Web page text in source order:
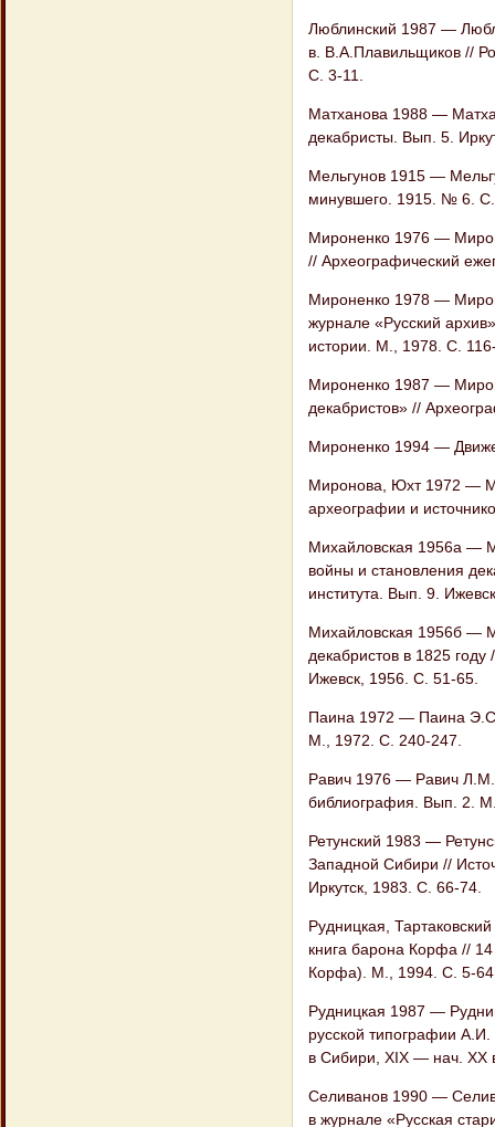
Люблинский 1987 —
в. В.А.Плавильщиков //
С. 3-11.
Матханова 1988 —
декабристы. Вып. 5.
Мельгунов 1915 —
минувшего. 1915. № 6.
Мироненко 1976 —
// Археографический
Мироненко 1978 —
журнале «Русский
истории. М., 1978. С.
Мироненко 1987 —
декабристов» //
Мироненко 1994 —
Миронова, Юхт 1972 —
археографии и
Михайловская 1956а —
войны и становления
института. Вып. 9.
Михайловская 1956б —
декабристов в 1825 году
Ижевск, 1956. С. 51-65.
Паина 1972 — Паина
М., 1972. С. 240-247.
Равич 1976 — Равич Л.М.
библиография. Вып. 2.
Ретунский 1983 —
Западной Сибири //
Иркутск, 1983. С. 66-74.
Рудницкая,
книга барона Корфа //
Корфа). М., 1994. С. 5-
Рудницкая 1987 —
русской типографии
в Сибири, XIX — нач. XX
Селиванов 1990 —
в журнале «Русская